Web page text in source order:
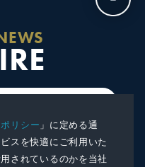
リシー 」に定める通
スを快適にご利用いた
されているのかを当社